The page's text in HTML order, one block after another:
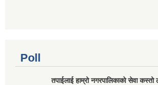
Poll
तपाईलाई हाम्रो नगरपालिकाको सेवा कस्तो